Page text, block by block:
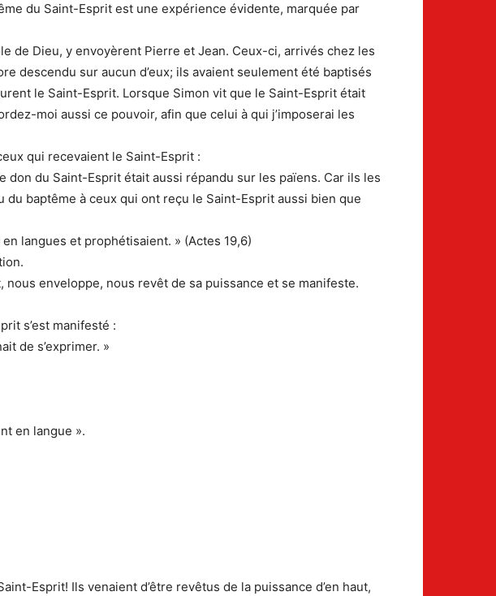
du Saint-Esprit est une expérience évidente, marquée par
de Dieu, y envoyèrent Pierre et Jean. Ceux-ci, arrivés chez les
descendu sur aucun d’eux; ils avaient seulement été baptisés
le Saint-Esprit. Lorsque Simon vit que le Saint-Esprit était
moi aussi ce pouvoir, afin que celui à qui j’imposerai les
qui recevaient le Saint-Esprit :
du Saint-Esprit était aussi répandu sur les païens. Car ils les
baptême à ceux qui ont reçu le Saint-Esprit aussi bien que
langues et prophétisaient. » (Actes 19,6)
enveloppe, nous revêt de sa puissance et se manifeste.
s’est manifesté :
de s’exprimer. »
en langue ».
Esprit! Ils venaient d’être revêtus de la puissance d’en haut,